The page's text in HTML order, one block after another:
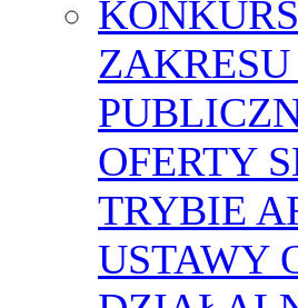
OFERTY
TRYBIE
USTAWY